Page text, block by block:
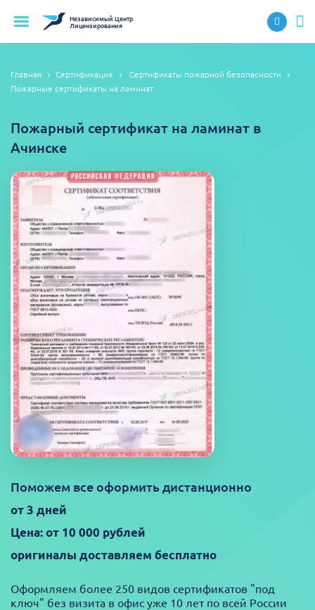
НезависимыйЦентр
Лицензирования
Главная Сертификация
Сертификаты пожарной безопасности
Пожарные сертификаты на ламинат
Пожарный сертификат на ламинат в
Ачинске
Поможем все оформить дистанционно
от 3 дней
Цена: от 10 000 рублей
оригиналы доставляем бесплатно
Оформляем более 250 видов сертификатов "под
ключ" без визита в офис уже 10 лет по всей России